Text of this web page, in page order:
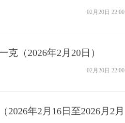
02月20日 22:00
（2026年2月20日）
02月20日 22:00
年2月16日至2026月2月